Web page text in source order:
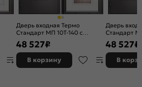
с
Дверь входная Термо
Стандарт МП 10T-140 с
терморазрывом Шоколад
букле/Белый ларче, 2 замка, с
ночной задвижкой
48 527₽
В корзину
Дверь
Стандарт
букле/
ночной
48 527₽
В